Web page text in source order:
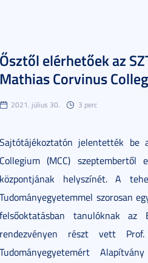
Ősztől elérhetőek az
Mathias Corvinus
2021. július 30. 3 perc
Sajtótájékoztatón jelentették
Collegium (MCC)
központjának helyszínét. A
Tudományegyetemmel szorosan
felsőoktatásban tanulóknak az
rendezvényen részt vett
Tudományegyetemért